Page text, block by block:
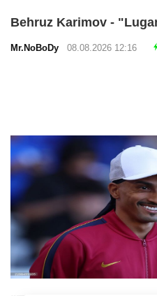
Behruz Karimov -
Mr.NoBoDy 08.08.2026 12:16